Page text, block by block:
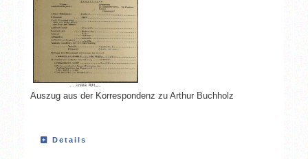
Auszug aus der Korrespondenz zu Arthur Buchholz
Details